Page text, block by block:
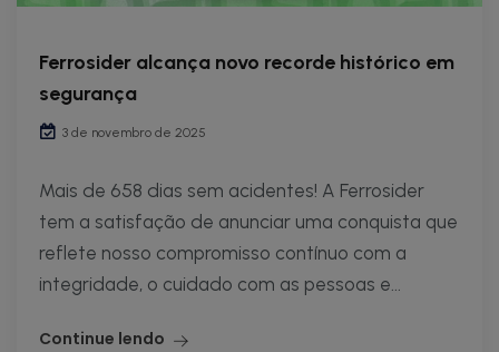
Ferrosider alcança novo recorde histórico em
segurança
3 de novembro de 2025
Mais de 658 dias sem acidentes! A Ferrosider
tem a satisfação de anunciar uma conquista que
reflete nosso compromisso contínuo com a
integridade, o cuidado com as pessoas e...
Continue lendo